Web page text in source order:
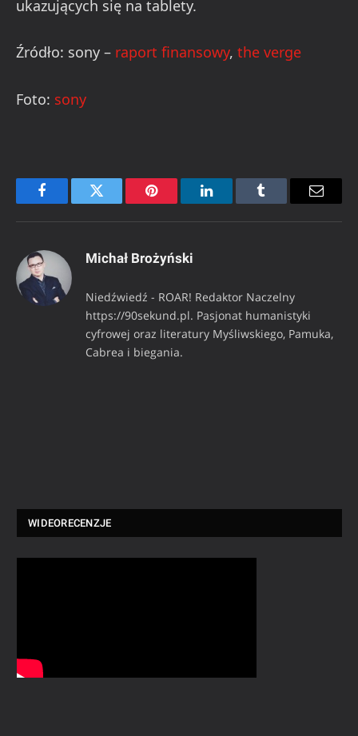
ukazujących się na tablety.
Źródło: sony – raport finansowy, the verge
Foto: sony
FacebookTwitter Pinterest LinkedInTumblr Email
Michał Brożyński
Niedźwiedź - ROAR! Redaktor Naczelny
https://90sekund.pl. Pasjonat humanistyki
cyfrowej oraz literatury Myśliwskiego, Pamuka,
Cabrea i biegania.
WIDEORECENZJE